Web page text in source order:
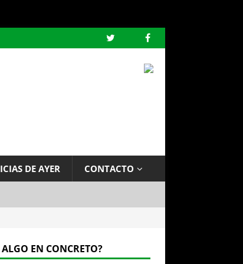
DE AYER CONTACTO
EN CONCRETO?